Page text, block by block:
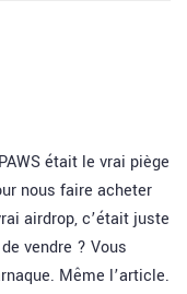
était le vrai piège
nous faire acheter
airdrop, c’était juste
vendre ? Vous
Même l’article.